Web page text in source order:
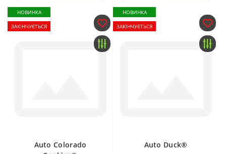
НОВИНКА
ЗАКІНЧУЄТЬСЯ
Auto Colorado
НОВИНКА
ЗАКІНЧУЄТЬСЯ
Auto Duck®